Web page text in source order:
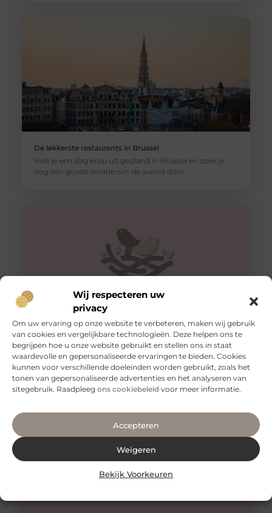
Wij respecteren uw
privacy
Om uw ervaring op onze website te verbeteren, maken wij gebruik
van cookies en vergelijkbare technologieën. Deze helpen ons te
begrijpen hoe u onze website gebruikt en stellen ons in staat
waardevolle en gepersonaliseerde ervaringen te bieden. Cookies
kunnen voor verschillende doeleinden worden gebruikt, zoals het
tonen van gepersonaliseerde advertenties en het analyseren van
sitegebruik. Raadpleeg ons cookiebeleid voor meer informatie.
Accepteren
Weigeren
Bekijk Voorkeuren
De lekkerste restaurants in Brussel
Heb je een dag erop uit gepland in Brussel en zoek je
nog een goede locatie om de avond door
Broodjes bestellen bij broodjes.nl
Broodjes bestellen op kantoor, wie wil dat nu niet?
Iedere morgen je eigen brood smeren, dat is natuurlijk
ook geen